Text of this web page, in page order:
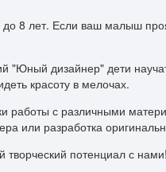
8 лет. Если ваш малыш
"Юный дизайнер" дети
красоту в мелочах.
работы с различными
или разработка
потенциал с нами!